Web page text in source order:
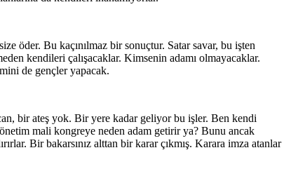
öder. Bu kaçınılmaz bir sonuçtur. Satar savar, bu işten
kendileri çalışacaklar. Kimsenin adamı olmayacaklar.
de gençler yapacak.
bir ateş yok. Bir yere kadar geliyor bu işler. Ben kendi
mali kongreye neden adam getirir ya? Bunu ancak
Bir bakarsınız alttan bir karar çıkmış. Karara imza atanlar